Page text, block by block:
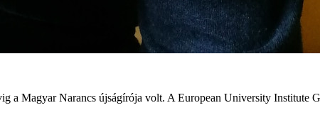
a Magyar Narancs újságírója volt. A European University Institute